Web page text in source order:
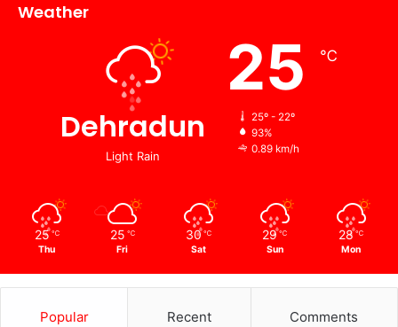
Weather
Dehradun
Light Rain
25 ℃
25º - 22º
93%
0.89 km/h
25 ℃
Thu
25 ℃
Fri
30 ℃
Sat
29 ℃
Sun
28 ℃
Mon
Popular Recent Comments